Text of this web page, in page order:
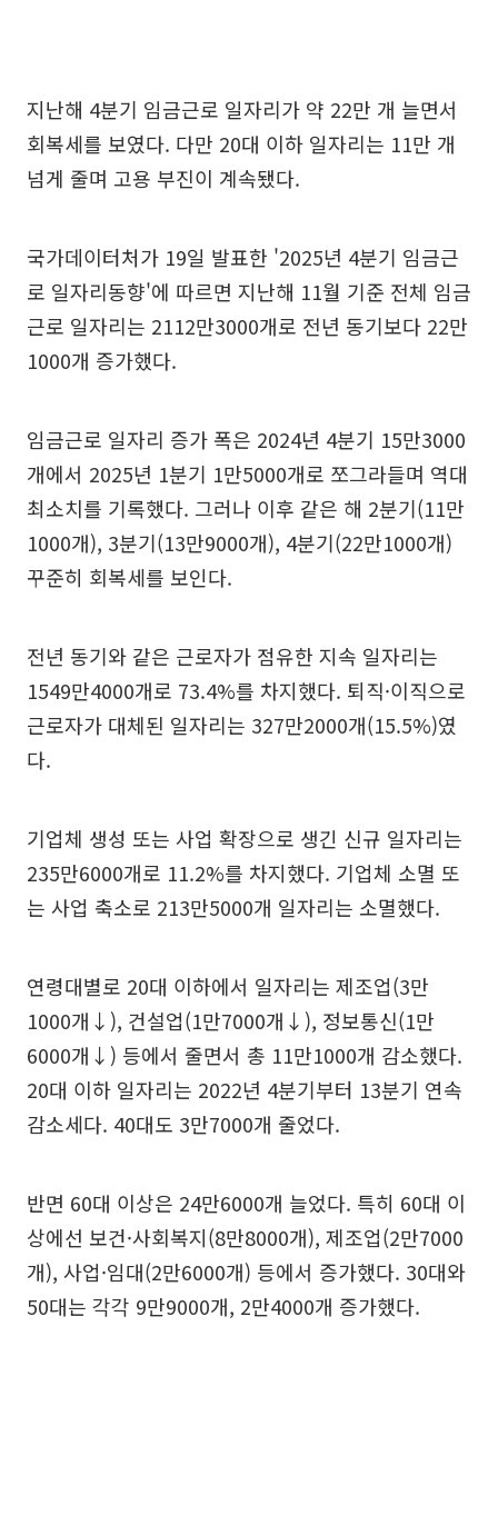
지난해 4분기 임금근로 일자리가 약 22만 개 늘면서
회복세를 보였다. 다만 20대 이하 일자리는 11만 개
넘게 줄며 고용 부진이 계속됐다.
국가데이터처가 19일 발표한 '2025년 4분기 임금근
로 일자리동향'에 따르면 지난해 11월 기준 전체 임금
근로 일자리는 2112만3000개로 전년 동기보다 22만
1000개 증가했다.
임금근로 일자리 증가 폭은 2024년 4분기 15만3000
개에서 2025년 1분기 1만5000개로 쪼그라들며 역대
최소치를 기록했다. 그러나 이후 같은 해 2분기(11만
1000개), 3분기(13만9000개), 4분기(22만1000개)
꾸준히 회복세를 보인다.
전년 동기와 같은 근로자가 점유한 지속 일자리는
1549만4000개로 73.4%를 차지했다. 퇴직·이직으로
근로자가 대체된 일자리는 327만2000개(15.5%)였
다.
기업체 생성 또는 사업 확장으로 생긴 신규 일자리는
235만6000개로 11.2%를 차지했다. 기업체 소멸 또
는 사업 축소로 213만5000개 일자리는 소멸했다.
연령대별로 20대 이하에서 일자리는 제조업(3만
1000개↓), 건설업(1만7000개↓), 정보통신(1만
6000개↓) 등에서 줄면서 총 11만1000개 감소했다.
20대 이하 일자리는 2022년 4분기부터 13분기 연속
감소세다. 40대도 3만7000개 줄었다.
반면 60대 이상은 24만6000개 늘었다. 특히 60대 이
상에선 보건·사회복지(8만8000개), 제조업(2만7000
개), 사업·임대(2만6000개) 등에서 증가했다. 30대와
50대는 각각 9만9000개, 2만4000개 증가했다.